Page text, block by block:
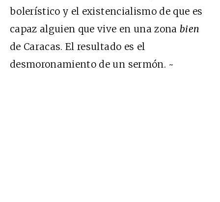
bolerístico y el existencialismo de que es
capaz alguien que vive en una zona bien
de Caracas. El resultado es el
desmoronamiento de un sermón. ~